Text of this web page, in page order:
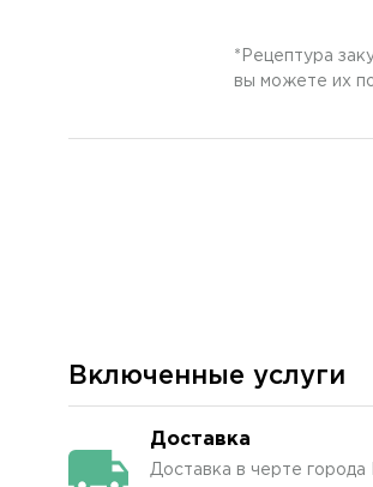
*Рецептура
вы можете их
Включенные услуги
Доставка
Доставка в черте города